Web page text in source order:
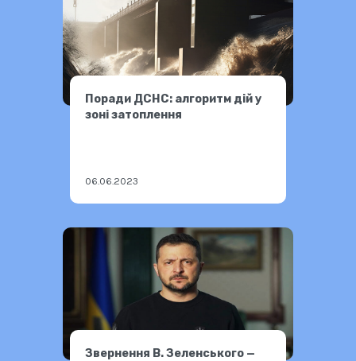
Поради ДСНС: алгоритм дій у
зоні затоплення
06.06.2023
Звернення В. Зеленського —